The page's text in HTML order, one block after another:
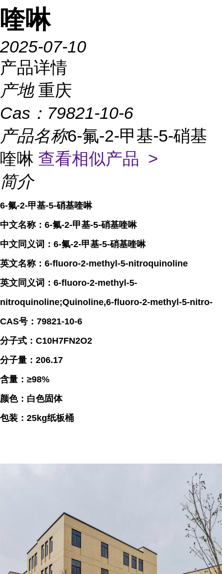
喹啉
2025-07-10
产品详情
产地 重庆
Cas： 79821-10-6
产品名称6-氟-2-甲基-5-硝基
喹啉 查看相似产品 >
简介
6-氟-2-甲基-5-硝基喹啉
中文名称：6-氟-2-甲基-5-硝基喹啉
中文同义词：6-氟-2-甲基-5-硝基喹啉
英文名称：6-fluoro-2-methyl-5-nitroquinoline
英文同义词：6-fluoro-2-methyl-5-
nitroquinoline;Quinoline,6-fluoro-2-methyl-5-nitro-
CAS号：79821-10-6
分子式：C10H7FN2O2
分子量：206.17
含量：≥98%
颜色：白色固体
包装：25kg纸板桶